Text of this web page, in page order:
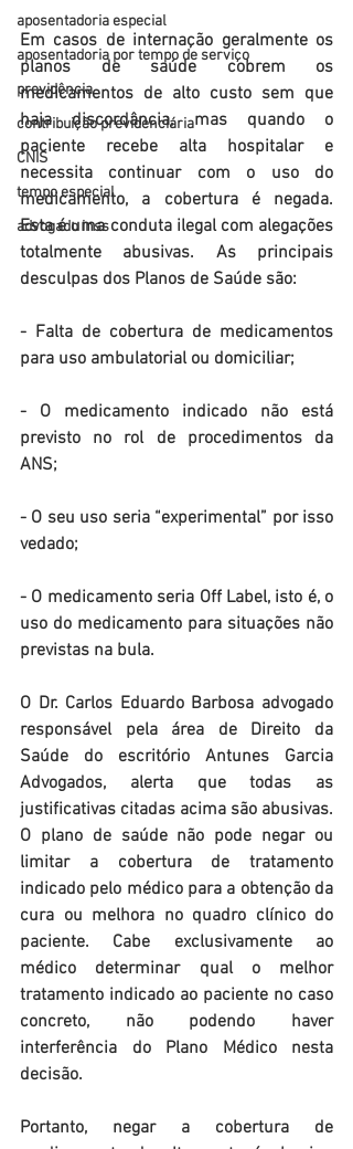
aposentadoria especial
aposentadoria por tempo de serviço
previdência
contribuição previdenciária
CNIS
tempo especial
advogado inss
Em casos de internação geralmente os
planos de saúde cobrem os
medicamentos de alto custo sem que
haja discordância, mas quando o
paciente recebe alta hospitalar e
necessita continuar com o uso do
medicamento, a cobertura é negada.
Esta é uma conduta ilegal com alegações
totalmente abusivas. As principais
desculpas dos Planos de Saúde são:
- Falta de cobertura de medicamentos
para uso ambulatorial ou domiciliar;
- O medicamento indicado não está
previsto no rol de procedimentos da
ANS;
- O seu uso seria “experimental” por isso
vedado;
- O medicamento seria Off Label, isto é, o
uso do medicamento para situações não
previstas na bula.
O Dr. Carlos Eduardo Barbosa advogado
responsável pela área de Direito da
Saúde do escritório Antunes Garcia
Advogados, alerta que todas as
justificativas citadas acima são abusivas.
O plano de saúde não pode negar ou
limitar a cobertura de tratamento
indicado pelo médico para a obtenção da
cura ou melhora no quadro clínico do
paciente. Cabe exclusivamente ao
médico determinar qual o melhor
tratamento indicado ao paciente no caso
concreto, não podendo haver
interferência do Plano Médico nesta
decisão.
Portanto, negar a cobertura de